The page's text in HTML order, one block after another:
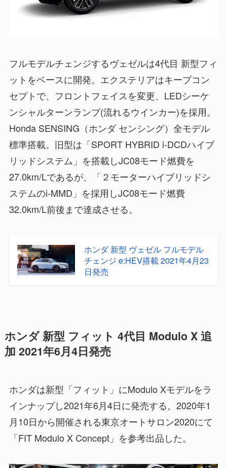
フルモデルチェンジするヴェゼルは4代目 新型フィ
ットをベースに開発。エクステリアはキープコン
セプトで、フロントフェイスを変更、LEDシーケ
ンシャルターンランプ(流れるウインカー)を採用。
Honda SENSING（ホンダ センシング）全モデル
標準搭載。旧型は「SPORT HYBRID i-DCDハイブ
リッドシステム」を搭載しJC08モード燃費を
27.0km/Lであるが、「２モーターハイブリッドシ
ステムのi-MMD」を採用しJC08モード燃費
32.0km/L前後まで達成させる。
ホンダ 新型 ヴェゼル フルモデル
チェンジ e:HEV搭載 2021年4月23
日発売
ホンダ 新型 フィット 4代目 Modulo X 追
加 2021年6月4日発売
ホンダは新型「フィット」にModulo Xモデルをラ
インナップし2021年6月4日に発売する。2020年1
月10日から開催される東京オートサロン2020にて
「FIT Modulo X Concept」を参考出品した。